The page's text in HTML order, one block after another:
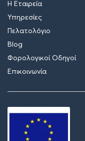
Η Εταιρεία
Υπηρεσίες
Πελατολόγιο
Blog
Φορολογικοί Οδηγοί
Επικοινωνία